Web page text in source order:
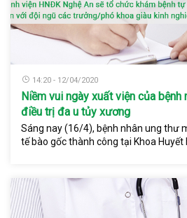
14:20 - 12/04/2020
Niềm vui ngày xuất viện của bệnh
điều trị đa u tủy xương
Sáng nay (16/4), bệnh nhân ung thư
tế bào gốc thành công tại Khoa Huyết